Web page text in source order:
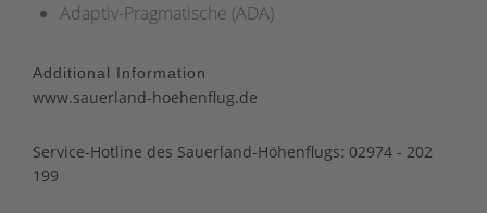
Adaptiv-Pragmatische (ADA)
Additional Information
www.sauerland-hoehenflug.de
Service-Hotline des Sauerland-Höhenflugs: 02974 - 202
199